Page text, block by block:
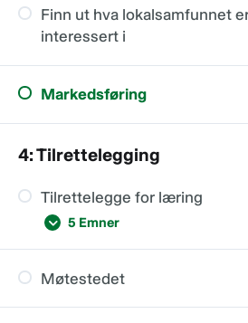
Finn ut hva lokalsamfunnet
interessert i
Markedsføring
4: Tilrettelegging
Tilrettelegge for læring
5 Emner
Møtestedet